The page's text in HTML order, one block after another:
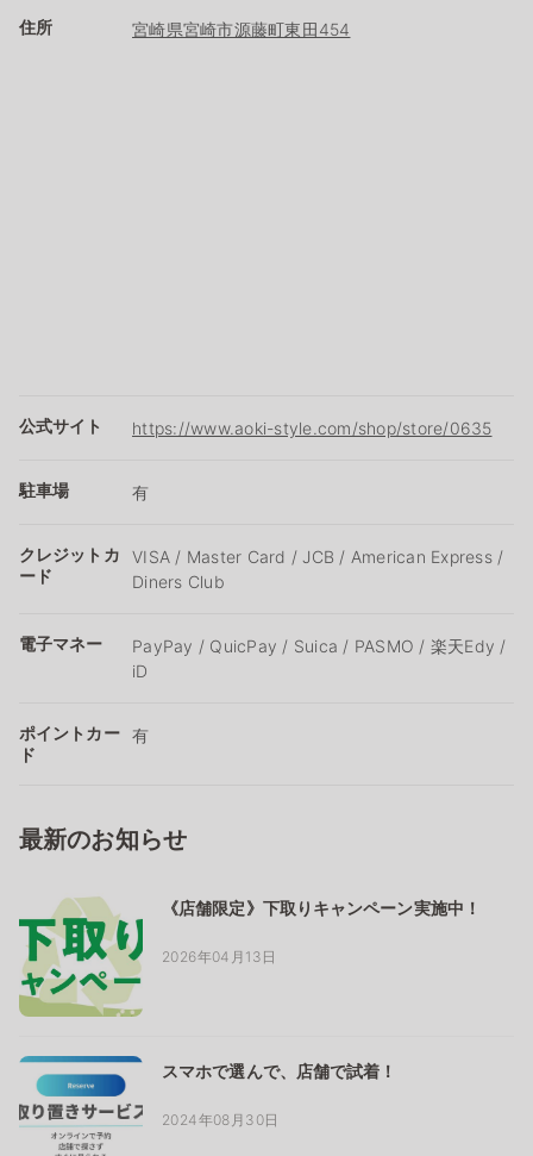
住所 宮崎県宮崎市源藤町東田454
公式サイト https://www.aoki-style.com/shop/store/0635
駐車場 有
クレジットカ
ード
VISA / Master Card / JCB / American Express /
Diners Club
電子マネー
PayPay / QuicPay / Suica / PASMO / 楽天Edy /
iD
ポイントカー
ド
有
最新のお知らせ
《店舗限定》下取りキャンペーン実施中！
2026年04月13日
スマホで選んで、店舗で試着！
2024年08月30日